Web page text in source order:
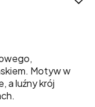
Motyw w
a luźny krój